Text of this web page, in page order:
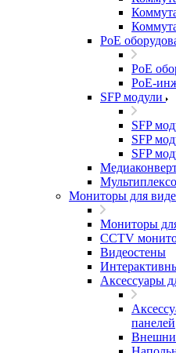
PoE
PoE
PoE-
SFP модули
SFP
SFP
SFP
Мониторы для
Мониторы
CCTV
Видеостены
Аксессуары
панелей